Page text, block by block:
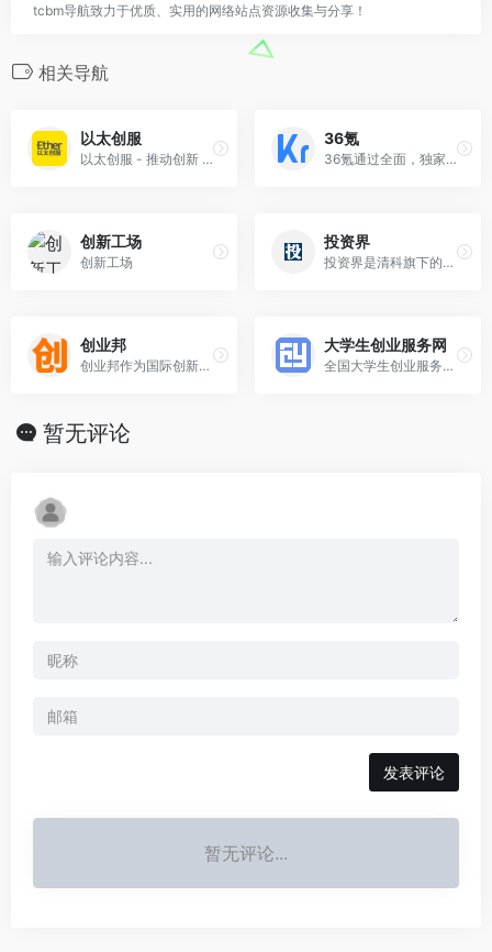
tcbm导航致力于优质、实用的网络站点资源收集与分享！
相关导航
以太创服
以太创服 - 推动创新 全方位服务创投行业的融资机构
36氪
36氪通过全面，独家的视角为用户深度剖析最前沿的资讯，致力于让一部分人先看到未来，内容涵盖快讯，科技，金融，投资，房产，汽车，互联网，股市，教育，生活，职场等，
创新工场
创新工场
投资界
投资界是清科旗下的资讯网站,为股权投资,创业投资,风险投资,私募股权,创业者提供TMT,IT服务,互联网,清洁技术,医疗健康,消费连锁等行业投资融资,上市IPO
创业邦
创业邦作为国际创新生态服务平台，为高成长企业、金融机构、产业园区、地方政府提供全方位的媒体资讯、数字会展、数据研究、创新咨询、教育培训、资本对接等服务。
大学生创业服务网
全国大学生创业服务网(cy.ncss.cn)，是中华人民共和国教育部唯一专门宣传、鼓励、引导、帮助大学生创业的官方网站。
暂无评论
发表评论
暂无评论...